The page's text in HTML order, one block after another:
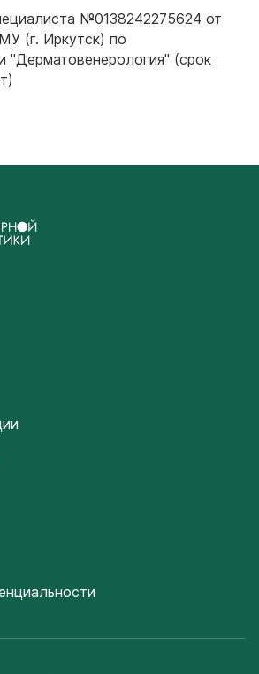
№0138242275624 от
(г. Иркутск) по
"Дерматовенерология" (срок